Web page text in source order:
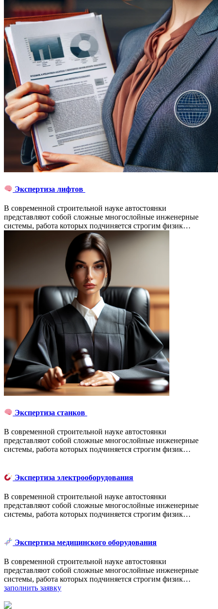
Экспертиза лифтов
В современной строительной науке автостоянки
представляют собой сложные многослойные инженерные
системы, работа которых подчиняется строгим физик…
Экспертиза станков
В современной строительной науке автостоянки
представляют собой сложные многослойные инженерные
системы, работа которых подчиняется строгим физик…
Экспертиза электрооборудования
В современной строительной науке автостоянки
представляют собой сложные многослойные инженерные
системы, работа которых подчиняется строгим физик…
Экспертиза медицинского оборудования
В современной строительной науке автостоянки
представляют собой сложные многослойные инженерные
системы, работа которых подчиняется строгим физик…
заполнить заявку